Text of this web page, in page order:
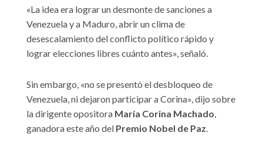
«La idea era lograr un desmonte de sanciones a
Venezuela y a Maduro, abrir un clima de
desescalamiento del conflicto político rápido y
lograr elecciones libres cuánto antes», señaló.
Sin embargo, «no se presentó el desbloqueo de
Venezuela, ni dejaron participar a Corina», dijo sobre
la dirigente opositora María Corina Machado,
ganadora este año del Premio Nobel de Paz.